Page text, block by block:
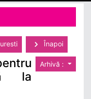
Înapoi
Arhivă :
la